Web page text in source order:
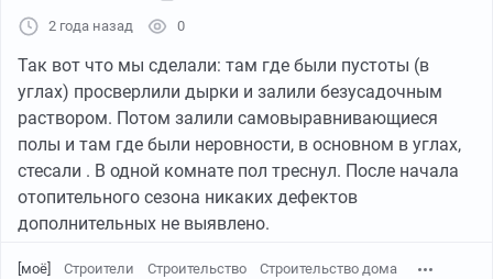
2 года назад 0
Так вот что мы сделали: там где были пустоты (в
углах) просверлили дырки и залили безусадочным
раствором. Потом залили самовыравнивающиеся
полы и там где были неровности, в основном в углах,
стесали . В одной комнате пол треснул. После начала
отопительного сезона никаких дефектов
дополнительных не выявлено.
[моё] Строители Строительство Строительство дома